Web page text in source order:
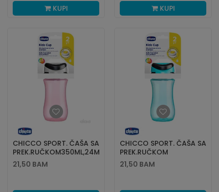
KUPI KUPI
CHICCO SPORT. ČAŠA SA
PREK.RUČKOM350ML,24M+,ZELENA
21,50 BAM
CHICCO SPORT. ČAŠA SA
PREK.RUČKOM
350ML,24M+,PLAVA
21,50 BAM